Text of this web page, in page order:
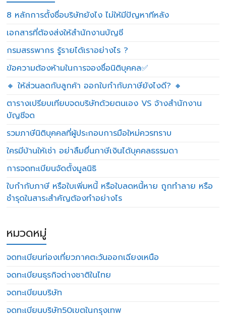
8 หลักการตั้งชื่อบริษัทยังไง ไม่ให้มีปัญหาทีหลัง
เอกสารที่ต้องส่งให้สำนักงานบัญชี
กรมสรรพากร รู้รายได้เราอย่างไร ?
ข้อความต้องห้ามในการจองชื่อนิติบุคคล✅
🔸 ให้ส่วนลดกับลูกค้า ออกใบกำกับภาษียังไงดี? 🔸
ตารางเปรียบเทียบจดบริษัทด้วยตนเอง VS จ้างสำนักงาน
บัญชีจด
รวมภาษีนิติบุคคลที่ผู้ประกอบการมือใหม่ควรทราบ
ใครมีบ้านให้เช่า อย่าลืมยื่นภาษีเงินได้บุคคลธรรมดา
การจดทะเบียนจัดตั้งมูลนิธิ
ใบกำกับภาษี หรือใบเพิ่มหนี้ หรือใบลดหนี้หาย ถูกทำลาย หรือ
ชำรุดในสาระสำคัญต้องทำอย่างไร
หมวดหมู่
จดทะเบียนท่องเที่ยวภาคตะวันออกเฉียงเหนือ
จดทะเบียนธุรกิจต่างชาติในไทย
จดทะเบียนบริษัท
จดทะเบียนบริษัท50เขตในกรุงเทพ